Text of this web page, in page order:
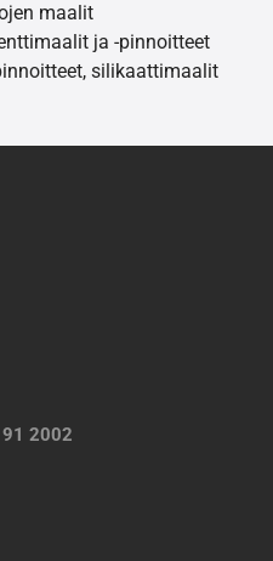
maalit
ja -pinnoitteet
silikaattimaalit
2002